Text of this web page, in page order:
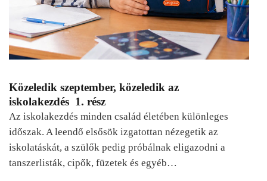
Közeledik szeptember, közeledik az
iskolakezdés 1. rész
Az iskolakezdés minden család életében különleges
időszak. A leendő elsősök izgatottan nézegetik az
iskolatáskát, a szülők pedig próbálnak eligazodni a
tanszerlisták, cipők, füzetek és egyéb…